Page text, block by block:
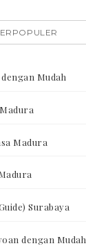
Mudah
Madura
Surabaya
dengan Mudah